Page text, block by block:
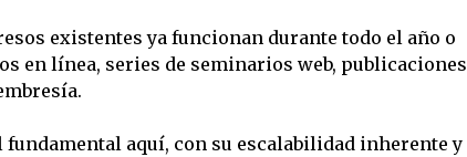
existentes ya funcionan durante todo el año o
en línea, series de seminarios web, publicaciones
aquí, con su escalabilidad inherente y